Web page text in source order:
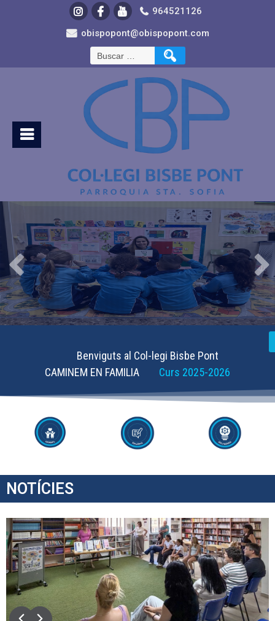
964521126
obispopont@obispopont.com
Benviguts al Col-legi Bisbe Pont
CAMINEM EN FAMILIA Curs 2025-2026
NOTÍCIES